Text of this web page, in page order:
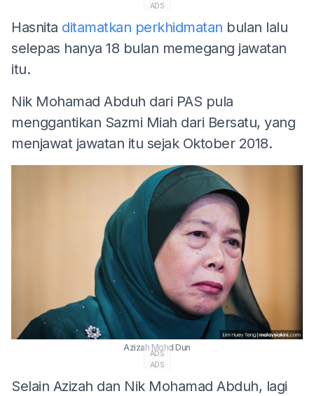
ADS
Hasnita ditamatkan perkhidmatan bulan lalu
selepas hanya 18 bulan memegang jawatan
itu.
Nik Mohamad Abduh dari PAS pula
menggantikan Sazmi Miah dari Bersatu, yang
menjawat jawatan itu sejak Oktober 2018.
Azizah Mohd Dun
ADS
ADS
Selain Azizah dan Nik Mohamad Abduh, lagi